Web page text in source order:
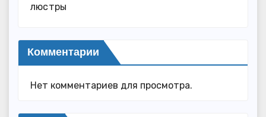
люстры
Комментарии
Нет комментариев для просмотра.